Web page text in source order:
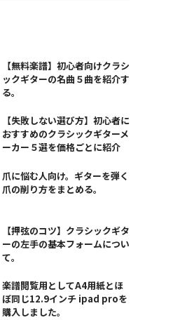
【無料楽譜】初心者向けクラシ
ックギターの名曲５曲を紹介す
る。
【失敗しない選び方】初心者に
おすすめのクラシックギターメ
ーカー５選を価格ごとに紹介
爪に悩む人向け。ギターを弾く
爪の削り方をまとめる。
【押弦のコツ】クラシックギタ
ーの左手の基本フォームについ
て。
楽譜閲覧用としてA4用紙とほ
ぼ同じ12.9インチ ipad proを
購入しました。